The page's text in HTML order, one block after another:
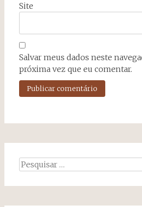
Site
Salvar meus dados neste
próxima vez que eu comentar.
Pesquisar